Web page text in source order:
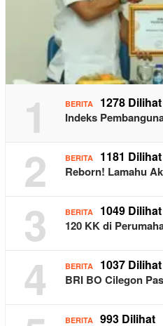
1 BERITA 1278 Dilihat
Indeks
2 BERITA 1181 Dilihat
Reborn! Lamahu
3 BERITA 1049 Dilihat
120 KK di
4 BERITA 1037 Dilihat
BRI BO Cilegon
BERITA 993 Dilihat